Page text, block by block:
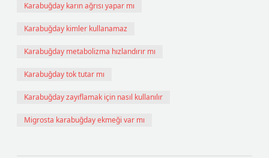
Karabuğday karın ağrısı yapar mı
Karabuğday kimler kullanamaz
Karabuğday metabolizma hızlandırır mı
Karabuğday tok tutar mı
Karabuğday zayıflamak için nasıl kullanılır
Migrosta karabuğday ekmeği var mı